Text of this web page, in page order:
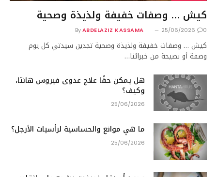
كيش … وصفات خفيفة ولذيذة وصحية
By ABDELAZIZ KASSAMA 25/06/2026 0
كيش … وصفات خفيفة ولذيذة وصحية تجدين سيدتي كل يوم
وصفة أو نصيحة من خبرائنا…
هل يمكن حقًا علاج عدوى فيروس هانتا،
وكيف؟
25/06/2026
ما هي موانع والحساسية لرأسيات الأرجل؟
25/06/2026